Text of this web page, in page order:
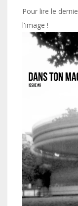
Pour lire le
l'image !